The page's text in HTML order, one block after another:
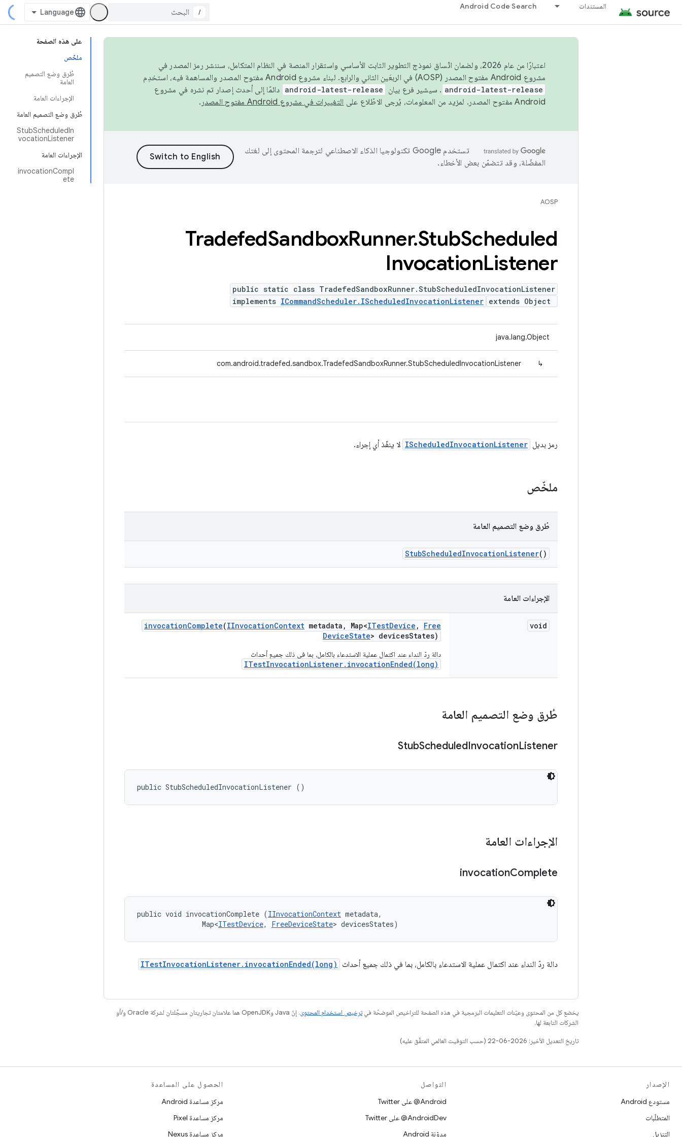
المستندات Android Code Search
/
على هذه الصفحة
ملخّص
طُرق وضع التصميم
العامة
الإجراءات العامة
طُرق وضع التصميم العامة
StubScheduledIn
vocationListener
الإجراءات العامة
invocationCompl
ete
اعتبارًا من عام 2026، ولضمان اتّساق نموذج التطوير الثابت الأساسي واستقرار المنصة في النظام المتكامل، سننشر رمز المصدر في
مشروع Android مفتوح المصدر (AOSP) في الربعَين الثاني والرابع. لبناء مشروع Android مفتوح المصدر والمساهمة فيه، استخدِم
android-latest-release . سيشير فرع بيان android-latest-release دائمًا إلى أحدث إصدار تم نشره في مشروع
Android مفتوح المصدر. لمزيد من المعلومات، يُرجى الاطّلاع على
التغييرات في مشروع Android مفتوح المصدر .
تستخدم Google تكنولوجيا الذكاء الاصطناعي لترجمة المحتوى إلى لغتك
المفضّلة، وقد تتضمّن بعض الأخطاء.
AOSP
TradefedSandboxRunner.StubScheduled
InvocationListener
public static class TradefedSandboxRunner.StubScheduledInvocationListener
extends Object
implements ICommandScheduler.IScheduledInvocationListener
java.lang.Object
↳
com.android.tradefed.sandbox.TradefedSandboxRunner.StubScheduledInvocationListener
رمز بديل IScheduledInvocationListener لا ينفّذ أي إجراء.
ملخّص
طُرق وضع التصميم العامة
StubScheduledInvocationListener()
الإجراءات العامة
void
invocationComplete(IInvocationContext metadata , Map<ITestDevice ,
Free
DeviceState> devicesStates)
دالة ردّ النداء عند اكتمال عملية الاستدعاء بالكامل، بما في ذلك جميع أحداث
ITestInvocationListener.invocationEnded(long)
طُرق وضع التصميم العامة
StubScheduledInvocationListener
public StubScheduledInvocationListener ()
الإجراءات العامة
invocationComplete
public void invocationComplete (IInvocationContext metadata,
                Map<
ITestDevice, FreeDeviceState> devicesStates)
دالة ردّ النداء عند اكتمال عملية الاستدعاء بالكامل، بما في ذلك جميع أحداث ITestInvocationListener.invocationEnded(long)
يخضع كل من المحتوى وعيّنات التعليمات البرمجية في هذه الصفحة للتراخيص الموضحّة فيترخيص استخدام المحتوى
. إنّ Java وOpenJDK هما علامتان تجاريتان مسجَّلتان لشركة Oracle و/أو
الشركات التابعة لها.
تاريخ التعديل الأخير: 2026-06-22 (حسب التوقيت العالمي المتفَّق عليه)
الإصدار
مستودع Android
المتطلّبات
التنزيل
التواصل
‎@Android على Twitter
‎@AndroidDev على Twitter
مدوّنة Android
الحصول على المساعدة
مركز مساعدة Android
مركز مساعدة Pixel
مركز مساعدة Nexus